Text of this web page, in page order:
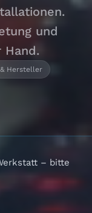
und
Hand.
Hersteller
– bitte